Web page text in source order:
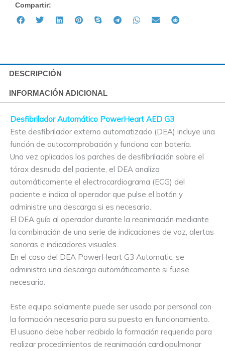
Compartir:
DESCRIPCIÓN
INFORMACIÓN ADICIONAL
Desfibrilador Automático PowerHeart AED G3
Este desfibrilador externo automatizado (DEA) incluye una
función de autocomprobación y funciona con batería.
Una vez aplicados los parches de desfibrilación sobre el
tórax desnudo del paciente, el DEA analiza
automáticamente el electrocardiograma (ECG) del
paciente e indica al operador que pulse el botón y
administre una descarga si es necesario.
El DEA guía al operador durante la reanimación mediante
la combinación de una serie de indicaciones de voz, alertas
sonoras e indicadores visuales.
En el caso del DEA PowerHeart G3 Automatic, se
administra una descarga automáticamente si fuese
necesario.
Este equipo solamente puede ser usado por personal con
la formación necesaria para su puesta en funcionamiento.
El usuario debe haber recibido la formación requerida para
realizar procedimientos de reanimación cardiopulmonar